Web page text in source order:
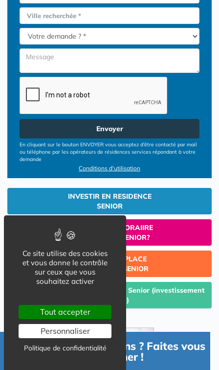
Ville recherchée *
Envoyer
En cliquant sur le bouton ENVOYER vous acceptez d’être contacté par mail
ou téléphone par les opérateurs de résidences services répondant à votre
demande
Conditions d'utilisation
INVESTIR EN RESIDENCE
SENIOR
UN SEJOUR TEMPORAIIRE
EN RESIDENCE SENIOR?
TROUVER UNE PLACE
EN RESIDENCE SENIOR
Céder un lot acquis en Résidence Senior (investissement
Lmp/Lmnp)
Besoin d'informations ? Faites vous
accompagner !
Ce site utilise des cookies
et vous donne le contrôle
sur ceux que vous
souhaitez activer
Tout accepter
Personnaliser
Politique de confidentialité